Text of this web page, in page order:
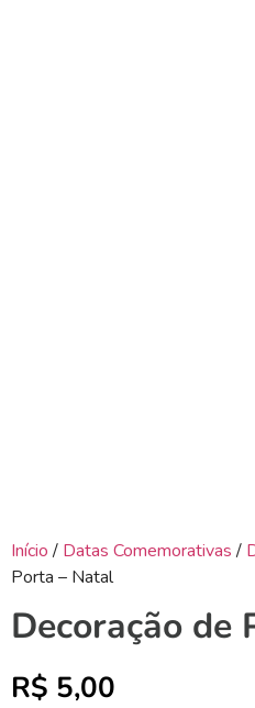
Início / Datas Comemorativas /
Porta – Natal
Decoração de
R$ 5,00